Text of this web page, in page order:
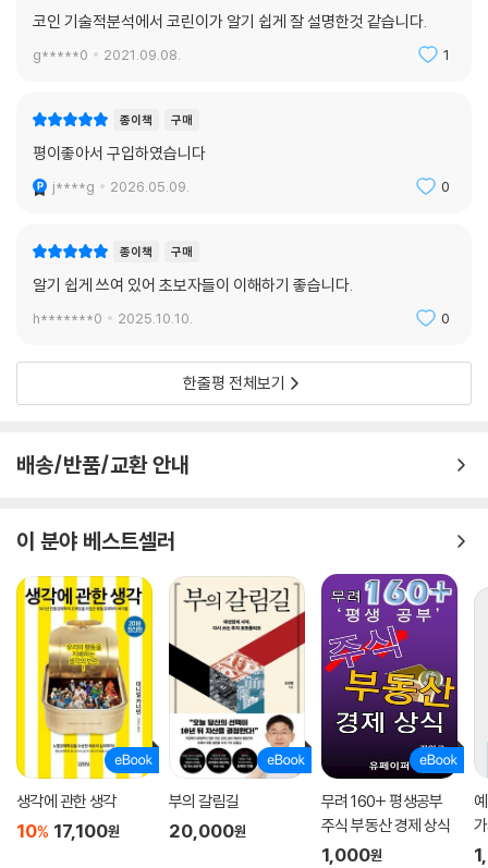
코인 기술적분석에서 코린이가 알기 쉽게 잘 설명한것 같습니다.
g*****0 2021.09.08. 1
종이책 구매
평이좋아서 구입하였습니다
j****g 2026.05.09. 0
종이책 구매
알기 쉽게 쓰여 있어 초보자들이 이해하기 좋습니다.
h*******0 2025.10.10. 0
한줄평 전체보기
배송/반품/교환 안내
이 분야 베스트셀러
생각에 관한 생각
10% 17,100원
부의 갈림길
20,000원
무려 160+ 평생공부
주식 부동산 경제 상식
1,000원